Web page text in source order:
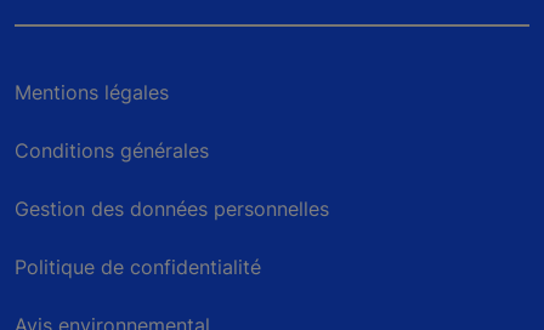
Mentions légales
Conditions générales
Gestion des données personnelles
Politique de confidentialité